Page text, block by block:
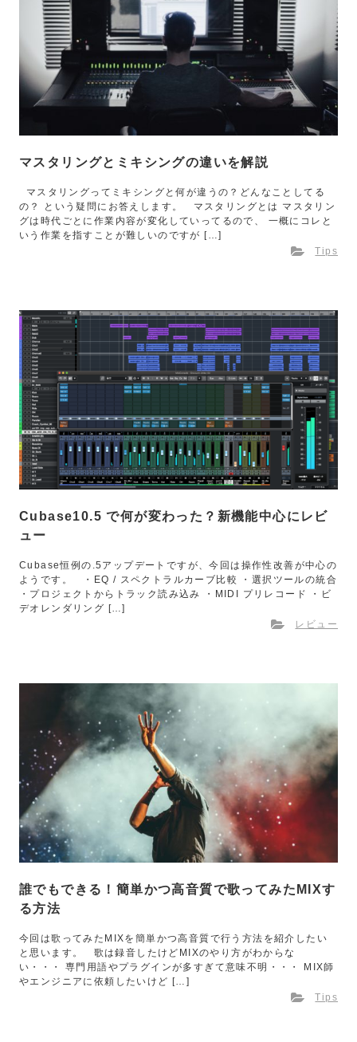
マスタリングとミキシングの違いを解説
マスタリングってミキシングと何が違うの？どんなことしてる
の？ という疑問にお答えします。 マスタリングとは マスタリン
グは時代ごとに作業内容が変化していってるので、 一概にコレと
いう作業を指すことが難しいのですが […]
Tips
Cubase10.5 で何が変わった？新機能中心にレビ
ュー
Cubase恒例の.5アップデートですが、今回は操作性改善が中心の
ようです。 ・EQ / スペクトラルカーブ比較 ・選択ツールの統合
・プロジェクトからトラック読み込み ・MIDI プリレコード ・ビ
デオレンダリング […]
レビュー
誰でもできる！簡単かつ高音質で歌ってみたMIXす
る方法
今回は歌ってみたMIXを簡単かつ高音質で行う方法を紹介したい
と思います。 歌は録音したけどMIXのやり方がわからな
い・・・ 専門用語やプラグインが多すぎて意味不明・・・ MIX師
やエンジニアに依頼したいけど […]
Tips